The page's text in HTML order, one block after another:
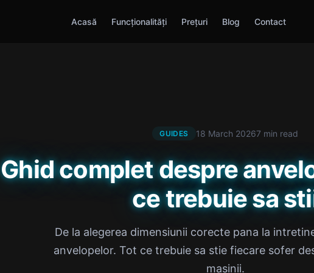
Acasă Funcționalități Prețuri Blog Contact
GUIDES 18 March 20267 min read
Ghid complet despre
ce trebuie sa
De la alegerea dimensiunii corecte pana la
anvelopelor. Tot ce trebuie sa stie fiecare sofer
masinii.